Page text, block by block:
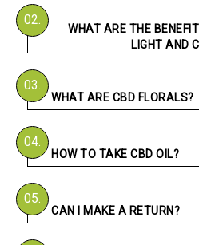
02.
WHAT ARE THE
LIGHT AND
03.
WHAT ARE CBD FLORALS?
04.
HOW TO TAKE CBD OIL?
05.
CAN I MAKE A RETURN?